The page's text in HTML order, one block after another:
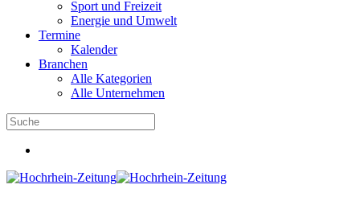
Sport und Freizeit
Energie und Umwelt
Termine
Kalender
Branchen
Alle Kategorien
Alle Unternehmen